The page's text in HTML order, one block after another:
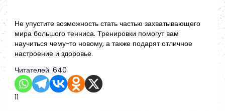
Не упустите возможность стать частью захватывающего
мира большого тенниса. Тренировки помогут вам
научиться чему-то новому, а также подарят отличное
настроение и здоровье.
Читателей: 640
11